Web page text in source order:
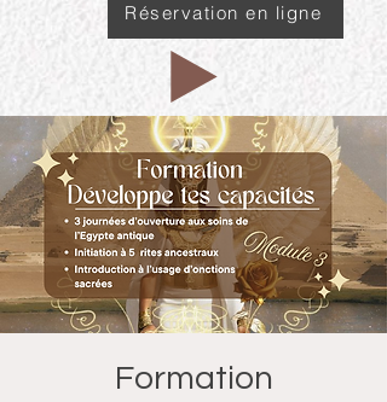
Réservation en ligne
Formation